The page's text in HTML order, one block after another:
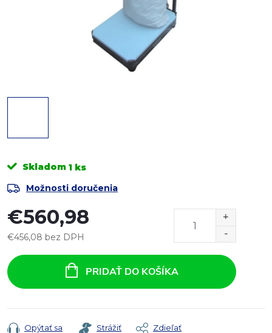
Skladom 1 ks
Možnosti doručenia
€560,98
€456,08 bez DPH
cena:
PRIDAŤ DO KOŠÍKA
Opýtať sa Strážiť Zdieľať